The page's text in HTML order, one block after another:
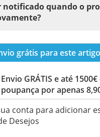
notificado quando o
grátis para este artigo
Envio GRÁTIS e até 1500€
poupança por apenas
conta para adicionar
Desejos